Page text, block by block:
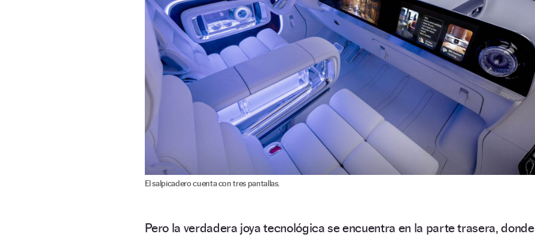
El salpicadero cuenta con tres pantallas.
Pero la verdadera joya tecnológica se encuentra en la parte trasera, donde